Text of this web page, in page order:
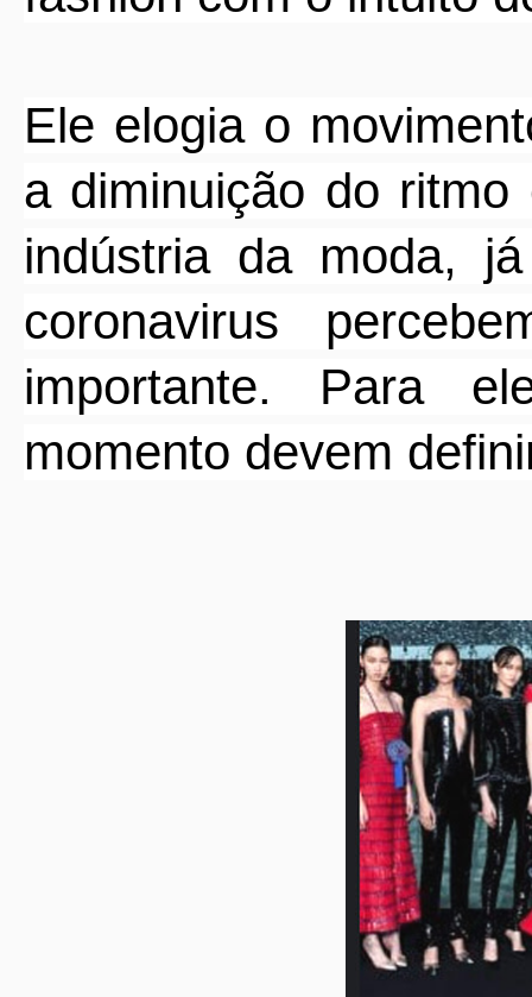
Ele elogia o
a diminuição do
indústria da moda,
coronavirus
importante. Para
momento devem